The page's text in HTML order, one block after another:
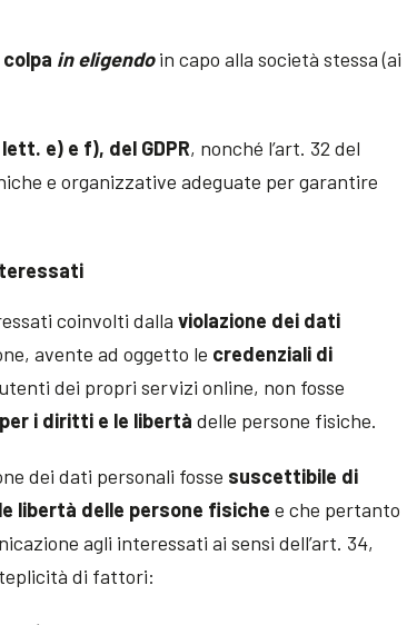
colpa in eligendoin capo alla società stessa (ai
e) e f), del GDPR, nonché l’art. 32 del
e organizzative adeguate per garantire
coinvolti dalla violazione dei dati
avente ad oggetto le credenziali di
dei propri servizi online, non fosse
i diritti e le libertà delle persone fisiche.
dei dati personali fosse suscettibile di
libertà delle persone fisiche e che pertanto
agli interessati ai sensi dell’art. 34,
di fattori: